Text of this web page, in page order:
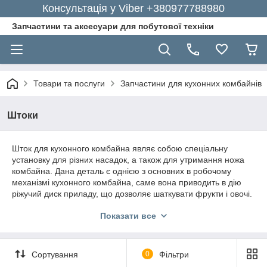
Консультація у Viber +380977788980
Запчастини та аксесуари для побутової техніки
Товари та послуги Запчастини для кухонних комбайнів
Штоки
Шток для кухонного комбайна являє собою спеціальну
установку для різних насадок, а також для утримання ножа
комбайна. Дана деталь є однією з основних в робочому
механізмі кухонного комбайна, саме вона приводить в дію
ріжучий диск приладу, що дозволяє шаткувати фрукти і овочі.
робота кухонного комбайна стає неможливою.
підібрати найбільш відповідну деталь для
Показати все
Сортування 0 Фільтри